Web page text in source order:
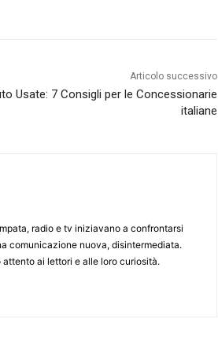
Articolo successivo
Usate: 7 Consigli per le Concessionarie
italiane
radio e tv iniziavano a confrontarsi
comunicazione nuova, disintermediata.
ai lettori e alle loro curiosità.